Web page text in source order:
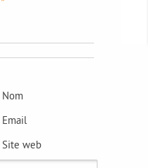
Nom
Email
Site web